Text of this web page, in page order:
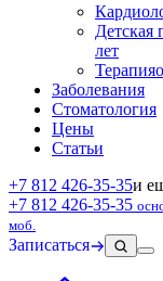
Детская
лет
Терапия
Заболевания
Стоматология
Цены
Статьи
+7 812 426‑35‑35и
+7 812 426‑35‑35
моб.
Записаться